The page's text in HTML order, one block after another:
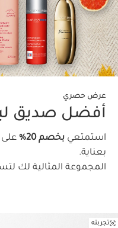
عرض حصري
أفضل صديق
استمتعي بخصم 20%
بعناية.
المجموعة المثالية لك
تجربته